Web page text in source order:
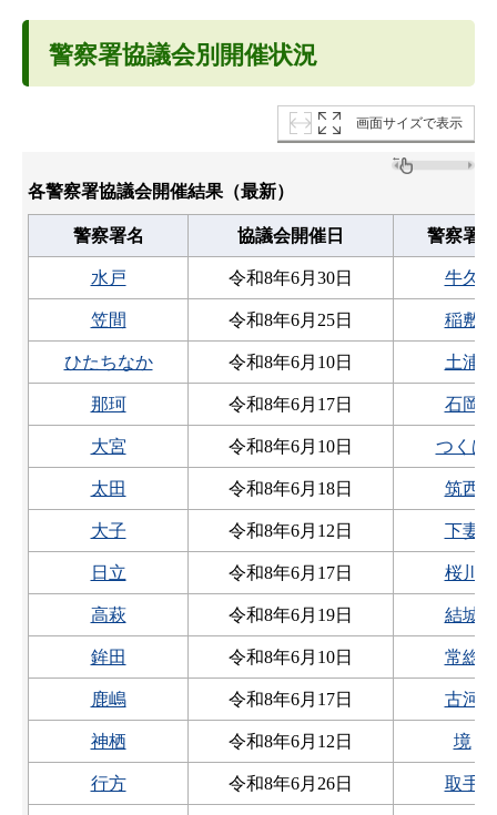
警察署協議会別開催状況
画面サイズで表示
各警察署協議会開催結果（最新）
警察署名 協議会開催日 警察署名
水戸 令和8年6月30日 牛久
笠間 令和8年6月25日 稲敷
ひたちなか 令和8年6月10日 土浦
那珂 令和8年6月17日 石岡
大宮 令和8年6月10日 つくば
太田 令和8年6月18日 筑西
大子 令和8年6月12日 下妻
日立 令和8年6月17日 桜川
高萩 令和8年6月19日 結城
鉾田 令和8年6月10日 常総
鹿嶋 令和8年6月17日 古河
神栖 令和8年6月12日 境
行方 令和8年6月26日 取手